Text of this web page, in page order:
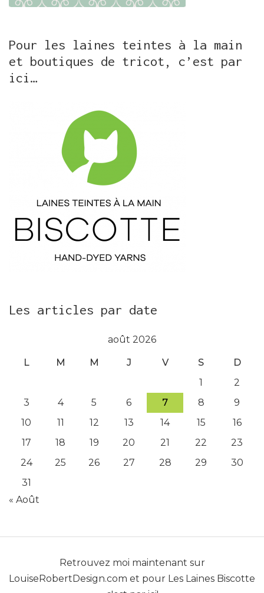
Pour les laines teintes à la main
et boutiques de tricot, c’est par
ici…
Les articles par date
août 2026
L M M J V S
D
1
2
3
4 5 6 7 8
9
10
11 12 13 14 15
16
17
18 19 20 21 22
23
24
25 26 27 28 29
30
31
« Août
Retrouvez moi maintenant sur
LouiseRobertDesign.com et pour Les Laines Biscotte